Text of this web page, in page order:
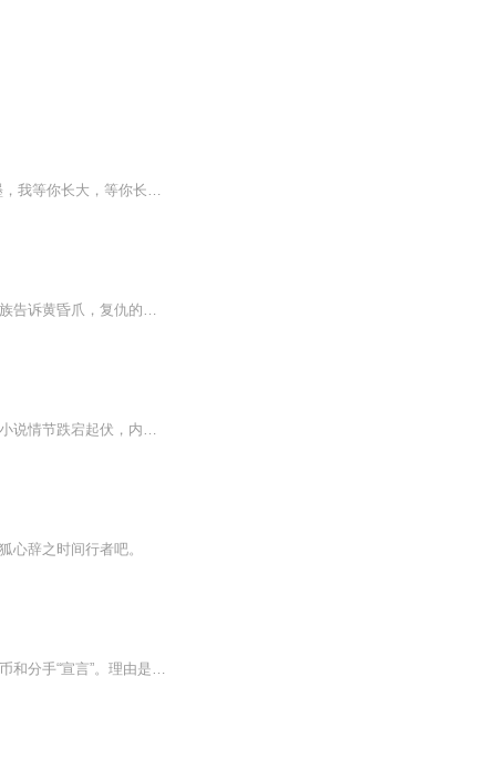
【内容简介】初见时，她十岁，他十六岁。在满园向日葵的映照下，他亲吻着她的额头。“墨墨，我等你长大，等你长大了，就做我沈翊正的新娘！”“阿正哥哥，那你不许喜欢别人，只准喜欢墨墨一个人！” 初见时，天真无邪，梦想着牵着他大大手，做他最美丽的新...
黄昏爪在梦里总会梦见无尽的森林，飘渺的迷雾。而这些，却让他知道了一个惊天的秘密。星族告诉黄昏爪，复仇的怒火将毁灭族群。一只独行猫加入族群,被命名为狼爪，可黄昏爪却因为他奇怪的举动对他产生了怀疑。当黄昏爪得知真相时，狼爪背后的秘密令人震惊，...
一部经典小说，喜欢请多点赞啊，，，，，好东西要分享给小伙伴啊，所有专辑完全免费，本小说情节跌宕起伏，内容紧扣发展脉搏。。绝对震撼你的耳膜，，，，还等什么，赶快来吧，记住点赞分享啊，分享点赞。。。。 一部经典小说，喜欢请多点赞啊，，，，，好东西要分享给小伙伴啊，所有专辑完全免费，本小说情节跌宕起伏，内容紧扣发展脉搏。。绝对震撼你的耳膜，，，，还等什么，赶快来吧，记住点赞分享啊，分享点赞。。。。
心辞之时间行者吧。
【内容简介】未曦八年的痴痴等待，放弃学业，打工为男友筹集学费，却只是等来了一沓人民币和分手“宣言”。理由是她太老土，跟不上时尚。她把整杯冰咖倒在对方脸上，夺门而出，却遭遇车祸，重生回十七岁的花样年华。她决定不再用自己的青春年华，为男友铺...